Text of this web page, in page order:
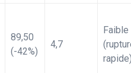
89,50
(-42%)
4,7
Faible